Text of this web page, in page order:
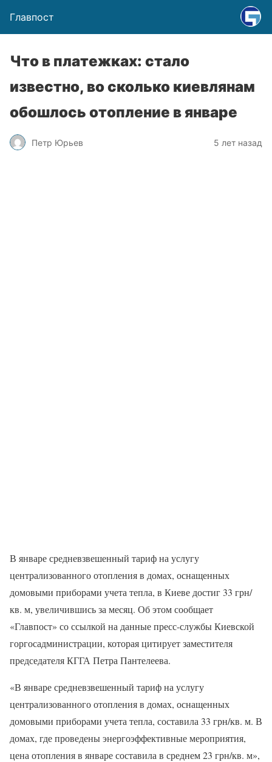
Главпост
Что в платежках: стало
известно, во сколько киевлянам
обошлось отопление в январе
Петр Юрьев 5 лет назад
В январе средневзвешенный тариф на услугу
централизованного отопления в домах, оснащенных
домовыми приборами учета тепла, в Киеве достиг 33 грн/
кв. м, увеличившись за месяц. Об этом сообщает
«Главпост» со ссылкой на данные пресс-службы Киевской
горгосадминистрации, которая цитирует заместителя
председателя КГГА Петра Пантелеева.
«В январе средневзвешенный тариф на услугу
централизованного отопления в домах, оснащенных
домовыми приборами учета тепла, составила 33 грн/кв. м. В
домах, где проведены энергоэффективные мероприятия,
цена отопления в январе составила в среднем 23 грн/кв. м»,